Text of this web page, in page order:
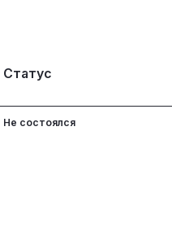
Статус
Не состоялся